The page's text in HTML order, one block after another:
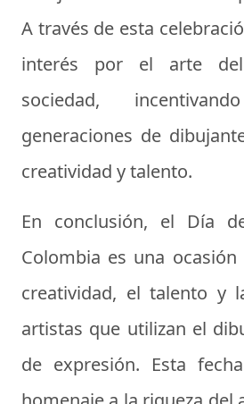
A través de esta
interés por el arte
sociedad,
generaciones de
creatividad y talento.
En conclusión, el Día
Colombia es una
creatividad, el talento y
artistas que utilizan el
de expresión. Esta